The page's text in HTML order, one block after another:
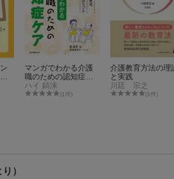
マンガでわかる介護
職のための認知症ケ
ア
ハイ 鎬洙
(1件)
介護教育方法の理
と実践
川廷 宗之
(1件)
）